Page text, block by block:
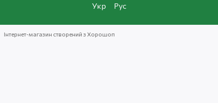
Укр Рус
Інтернет-магазин створений з Хорошоп